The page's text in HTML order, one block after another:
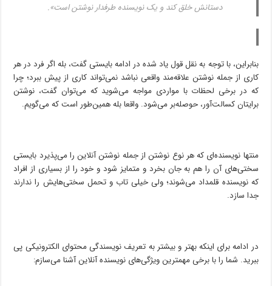
دستانش خلق کند و یک نویسنده طرفدار نوشتن است».
بنابراین، با توجه به نقل قول یاد شده در ادامه بایستی گفت، بله اگر فرد در هر
کاری از جمله نوشتن علاقه‌مند واقعی نباشد نمی‌تواند کاری از پیش ببرد؛ چرا
که در برخی لحظات با مواردی مواجه می‌شوید که می‌توان گفت، نوشتن
برایتان کسالت‌آور، حوصله‌بر می‌شود. واقعا بله همین‌طور است که می‌گویم.
منتها نویسنده‌ای که هر نوع نوشتن از جمله نوشتن آنلاین را می‌پذیرد بایستی
سختی‌های آن را هم به جان بخرد و متمایز شود و خود را از بسیاری از افراد
که نویسنده قلمداد می‌شوند؛ ولی خیلی تاب و تحمل سختی‌هایش را ندارند
جدا سازد.
در ادامه برای اینکه بهتر و بیشتر به تعریف نویسندگی محتوای الکترونیکی پی
ببرید. شما را با برخی مهمترین ویژگی‌های نویسنده آنلاین آشنا می‌سازم: